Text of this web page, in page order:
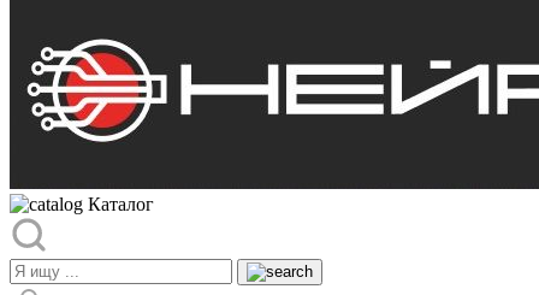
Каталог